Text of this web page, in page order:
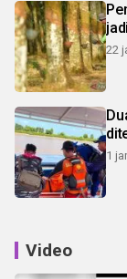
22
1
Video